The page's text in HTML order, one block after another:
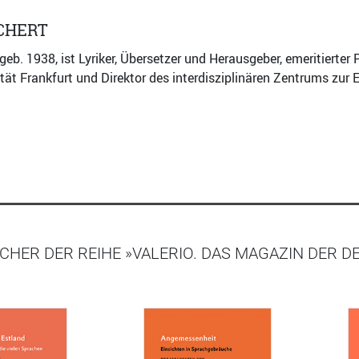
1938, ist Lyriker, Übersetzer und Herausgeber,
Frankfurt und Direktor des interdisziplinären Zentrums zur
DER REIHE »VALERIO. DAS MAGAZIN DER